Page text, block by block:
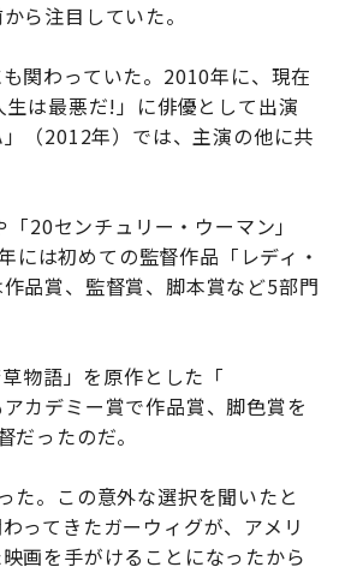
ら注目していた。
関わっていた。2010年に、現在
は最悪だ!」に俳優として出演
（2012年）では、主演の他に共
20センチュリー・ウーマン」
には初めての監督作品「レディ・
品賞、監督賞、脚本賞など5部門
物語」を原作とした「
カデミー賞で作品賞、脚色賞を
ったのだ。
た。この意外な選択を聞いたと
ってきたガーウィグが、アメリ
画を手がけることになったから